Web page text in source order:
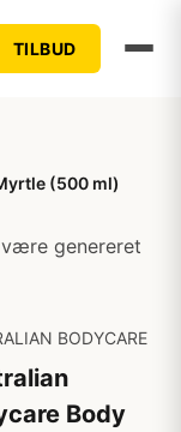
TILBUD
(500 ml)
genereret
BODYCARE
Body